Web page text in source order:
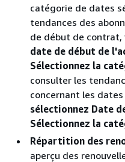
catégorie de dates
tendances des
de début de contrat,
date de début de
Sélectionnez la
consulter les
concernant les
sélectionnez Date
Sélectionnez la
Répartition des
aperçu des